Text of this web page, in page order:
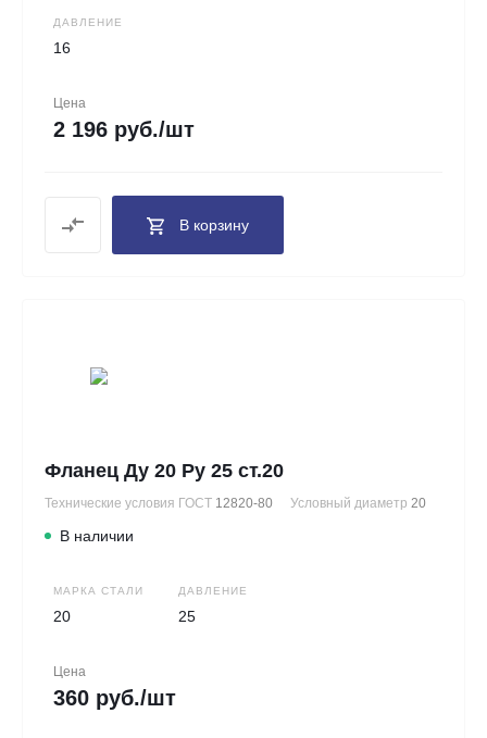
ДАВЛЕНИЕ
16
Цена
2 196 руб./шт
В корзину
Фланец Ду 20 Ру 25 ст.20
Технические условия ГОСТ 12820-80 Условный диаметр 20
В наличии
МАРКА СТАЛИ
20
ДАВЛЕНИЕ
25
Цена
360 руб./шт